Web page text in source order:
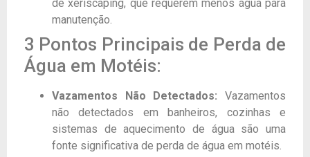
de xeriscaping, que requerem menos água para
manutenção.
3 Pontos Principais de Perda de
Água em Motéis:
Vazamentos Não Detectados: Vazamentos
não detectados em banheiros, cozinhas e
sistemas de aquecimento de água são uma
fonte significativa de perda de água em motéis.